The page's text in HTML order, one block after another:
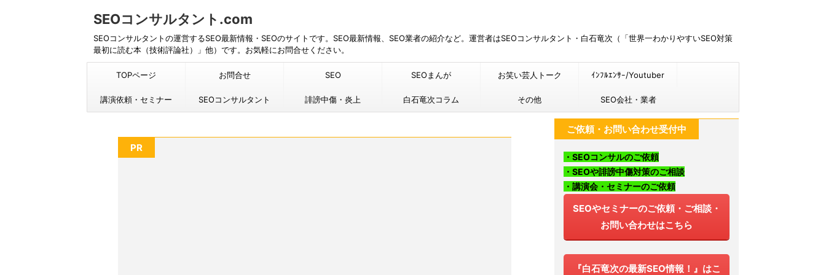
SEOコンサルタント.com
SEOコンサルタントの運営するSEO最新情報・SEOのサイトです。SEO最新情報、SEO業者の紹介など。運営者はSEOコンサルタント・白石竜次（「世界一わかりやすいSEO対策
最初に読む本（技術評論社）」他）です。お気軽にお問合せください。
TOPページ お問合せ SEO SEOまんが お笑い芸人トーク ｲﾝﾌﾙｴﾝｻｰ/Youtuber
講演依頼・セミナー SEOコンサルタント 誹謗中傷・炎上 白石竜次コラム その他 SEO会社・業者
PR
ご依頼・お問い合わせ受付中
・SEOコンサルのご依頼
・SEOや誹謗中傷対策のご相談
・講演会・セミナーのご依頼
SEOやセミナーのご依頼・ご相談・
お問い合わせはこちら
『白石竜次の最新SEO情報！』はこ